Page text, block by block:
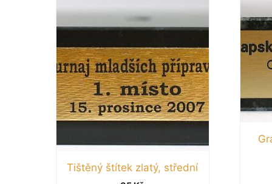
Tištěný štítek zlatý, střední